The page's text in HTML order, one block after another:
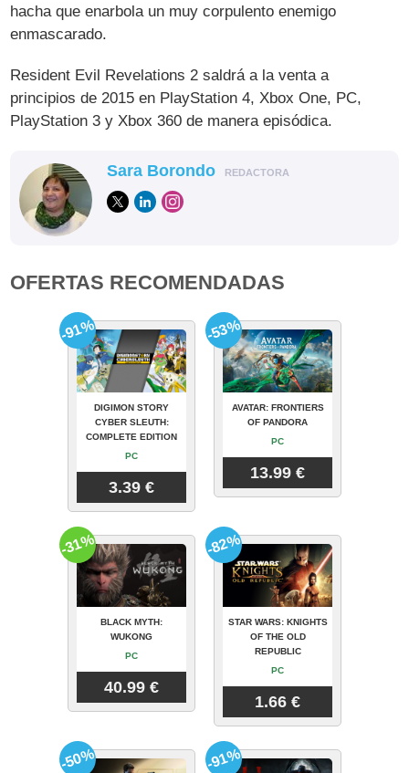
hacha que enarbola un muy corpulento enemigo
enmascarado.
Resident Evil Revelations 2 saldrá a la venta a
principios de 2015 en PlayStation 4, Xbox One, PC,
PlayStation 3 y Xbox 360 de manera episódica.
Sara Borondo REDACTORA
OFERTAS RECOMENDADAS
DIGIMON STORY
CYBER SLEUTH:
COMPLETE EDITION
PC
3.39 €
-91%
AVATAR: FRONTIERS
OF PANDORA
PC
13.99 €
-53%
BLACK MYTH:
WUKONG
PC
40.99 €
-31%
STAR WARS: KNIGHTS
OF THE OLD
REPUBLIC
PC
1.66 €
-82%
-50% -91%